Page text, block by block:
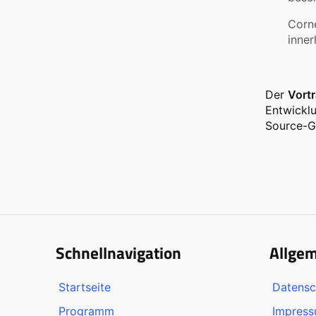
Der
Source-
Schnellnavigation
Startseite
Programm